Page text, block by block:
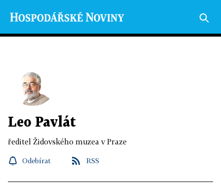
Leo Pavlát
ředitel Židovského muzea v Praze
Odebírat RSS